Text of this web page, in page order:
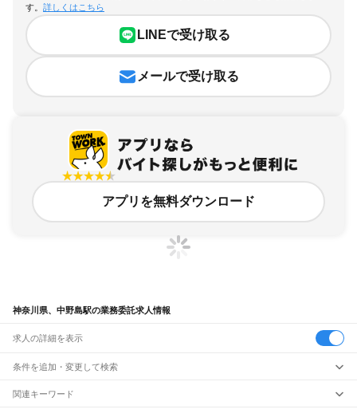
す。 詳しくはこちら
LINEで受け取る
メールで受け取る
アプリを無料ダウンロード
神奈川県、中野島駅の業務委託求人情報
求人の詳細を表示
条件を追加・変更して検索
市区町村を追加・変更
関連キーワード